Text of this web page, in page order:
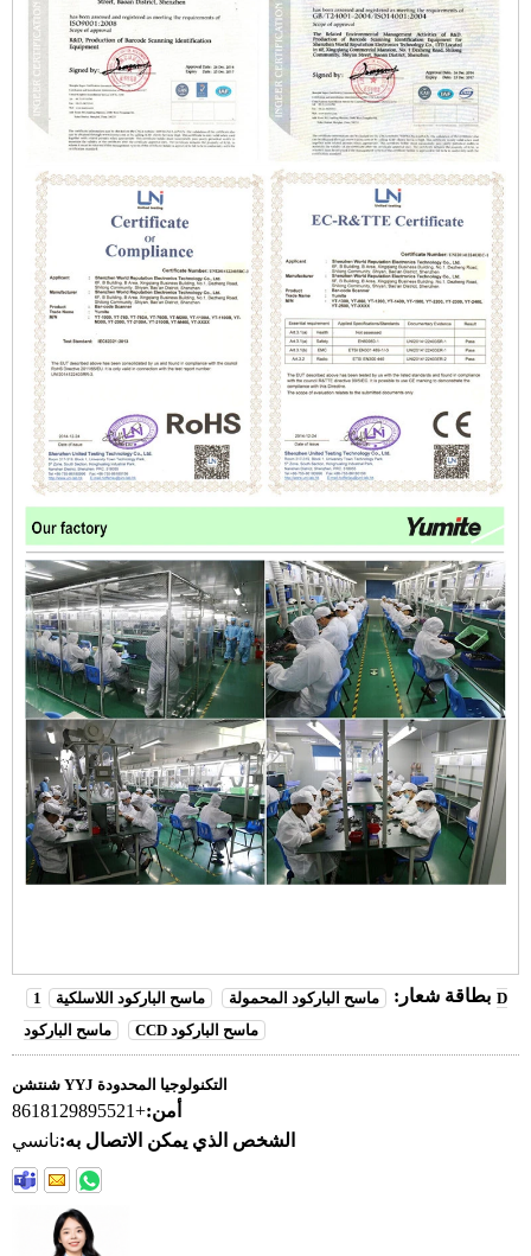
بطاقة شعار: ماسح الباركود المحمولة ماسح الباركود اللاسلكية
1D
ماسح الباركود
CCD ماسح الباركود
شنتشن YYJ التكنولوجيا المحدودة
أمن:+8618129895521
الشخص الذي يمكن الاتصال به:نانسي